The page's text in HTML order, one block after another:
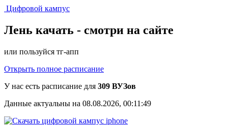
Цифровой кампус
Лень качать - смотри на сайте
или пользуйся тг-апп
Открыть полное расписание
У нас есть расписание для 309 ВУЗов
Данные актуальны на 08.08.2026, 00:11:49